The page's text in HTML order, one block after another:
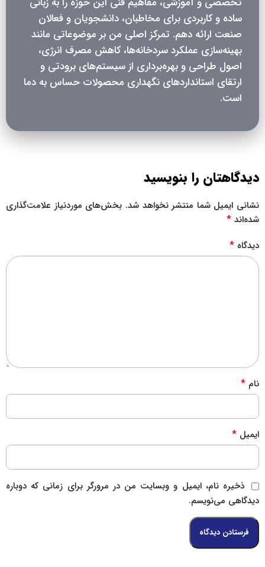
ساده و کاربردی برای مخاطبان، دانشجویان و فعالان
صنعت ارائه دهم. تمرکز اصلی من بر موضوعاتی مانند
بهینه‌سازی عملکرد سردخانه‌ها، کاهش مصرف انرژی،
اصول طراحی و بهره‌برداری از سیستم‌های برودتی و
ارتقای استانداردهای نگهداری محصولات حساس به دما
است.
دیدگاهتان را بنویسید
نشانی ایمیل شما منتشر نخواهد شد. بخش‌های موردنیاز علامت‌گذاری
شده‌اند *
دیدگاه *
نام *
ایمیل *
ذخیره نام، ایمیل و وبسایت من در مرورگر برای زمانی که دوباره
دیدگاهی می‌نویسم.